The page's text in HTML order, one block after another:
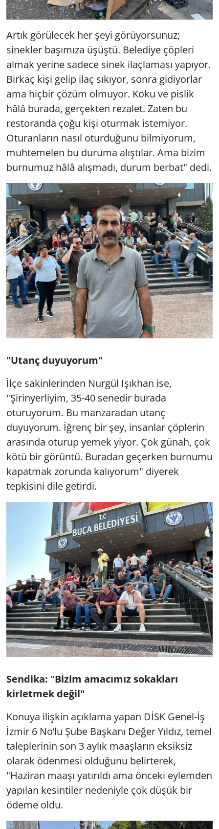
Artık görülecek her şeyi görüyorsunuz;
sinekler başımıza üşüştü. Belediye çöpleri
almak yerine sadece sinek ilaçlaması yapıyor.
Birkaç kişi gelip ilaç sıkıyor, sonra gidiyorlar
ama hiçbir çözüm olmuyor. Koku ve pislik
hâlâ burada, gerçekten rezalet. Zaten bu
restoranda çoğu kişi oturmak istemiyor.
Oturanların nasıl oturduğunu bilmiyorum,
muhtemelen bu duruma alıştılar. Ama bizim
burnumuz hâlâ alışmadı, durum berbat" dedi.
"Utanç duyuyorum"
İlçe sakinlerinden Nurgül Işıkhan ise,
"Şirinyerliyim, 35-40 senedir burada
oturuyorum. Bu manzaradan utanç
duyuyorum. İğrenç bir şey, insanlar çöplerin
arasında oturup yemek yiyor. Çok günah, çok
kötü bir görüntü. Buradan geçerken burnumu
kapatmak zorunda kalıyorum" diyerek
tepkisini dile getirdi.
Sendika: "Bizim amacımız sokakları
kirletmek değil"
Konuya ilişkin açıklama yapan DİSK Genel-İş
İzmir 6 No’lu Şube Başkanı Değer Yıldız, temel
taleplerinin son 3 aylık maaşların eksiksiz
olarak ödenmesi olduğunu belirterek,
"Haziran maaşı yatırıldı ama önceki eylemden
yapılan kesintiler nedeniyle çok düşük bir
ödeme oldu.